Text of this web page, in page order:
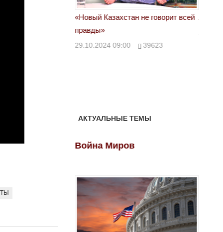
«Новый Казахстан не говорит всей
правды»
29.10.2024 09:00 39623
АКТУАЛЬНЫЕ ТЕМЫ
Война Миров